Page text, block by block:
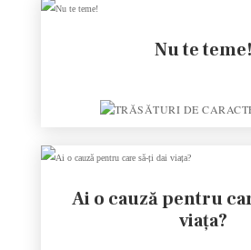
Nu te teme!
Ai o cauză pentru
viața?